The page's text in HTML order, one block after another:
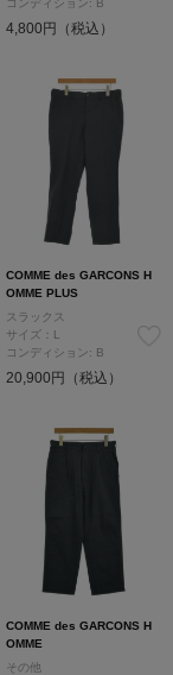
4,800円（税込）
COMME des GARCONS H
OMME PLUS
スラックス
サイズ：L
コンディション: B
20,900円（税込）
COMME des GARCONS H
OMME
その他